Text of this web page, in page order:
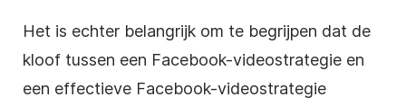
Het is echter belangrijk om te begrijpen dat de
kloof tussen een Facebook-videostrategie en
een effectieve Facebook-videostrategie